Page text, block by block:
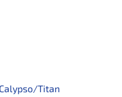
Titan